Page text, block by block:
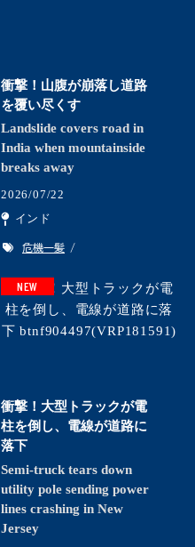
衝撃！山腹が崩落し道路
を覆い尽くす
Landslide covers road in
India when mountainside
breaks away
2026/07/22
インド
危機一髪
NEW
衝撃！大型トラックが電
柱を倒し、電線が道路に
落下
Semi-truck tears down
utility pole sending power
lines crashing in New
Jersey